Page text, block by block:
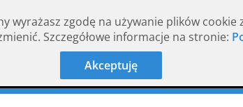
wyrażasz zgodę na używanie plików
Szczegółowe informacje na stronie:
Akceptuję